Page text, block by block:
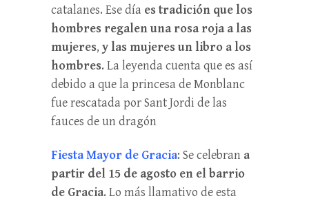
catalanes. Ese día es tradición que los
hombres regalen una rosa roja a las
mujeres, y las mujeres un libro a los
hombres. La leyenda cuenta que es así
debido a que la princesa de Monblanc
fue rescatada por Sant Jordi de las
fauces de un dragón
Fiesta Mayor de Gracia: Se celebran a
partir del 15 de agosto en el barrio
de Gracia. Lo más llamativo de esta